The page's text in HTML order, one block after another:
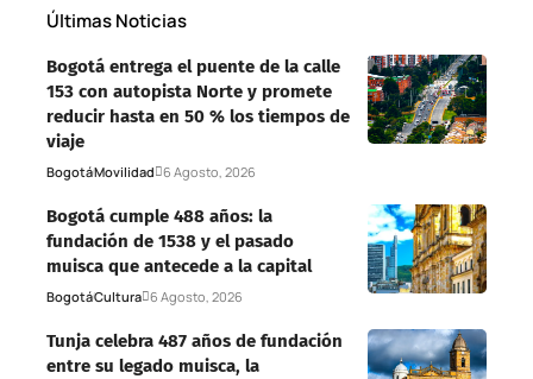
Últimas Noticias
Bogotá entrega el puente de la calle
153 con autopista Norte y promete
reducir hasta en 50 % los tiempos de
viaje
BogotáMovilidad 6 Agosto, 2026
Bogotá cumple 488 años: la
fundación de 1538 y el pasado
muisca que antecede a la capital
BogotáCultura 6 Agosto, 2026
Tunja celebra 487 años de fundación
entre su legado muisca, la